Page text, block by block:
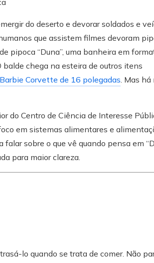
do deserto e devorar soldados e
que assistem filmes devoram
pipoca “Duna”, uma banheira em
chega na esteira de outros itens
Corvette de 16 polegadas. Mas há
do Centro de Ciência de Interesse
em sistemas alimentares e
sobre o que vê quando pensa em
para maior clareza.
lo quando se trata de comer. Não